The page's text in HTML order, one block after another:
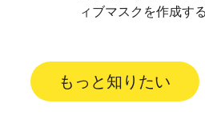
ィブマスクを作成する
もっと知りたい